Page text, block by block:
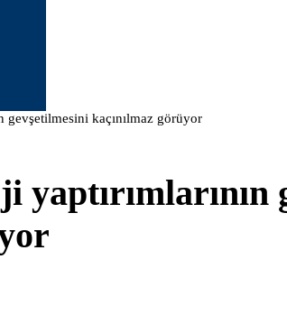
gevşetilmesini kaçınılmaz görüyor
yaptırımlarının